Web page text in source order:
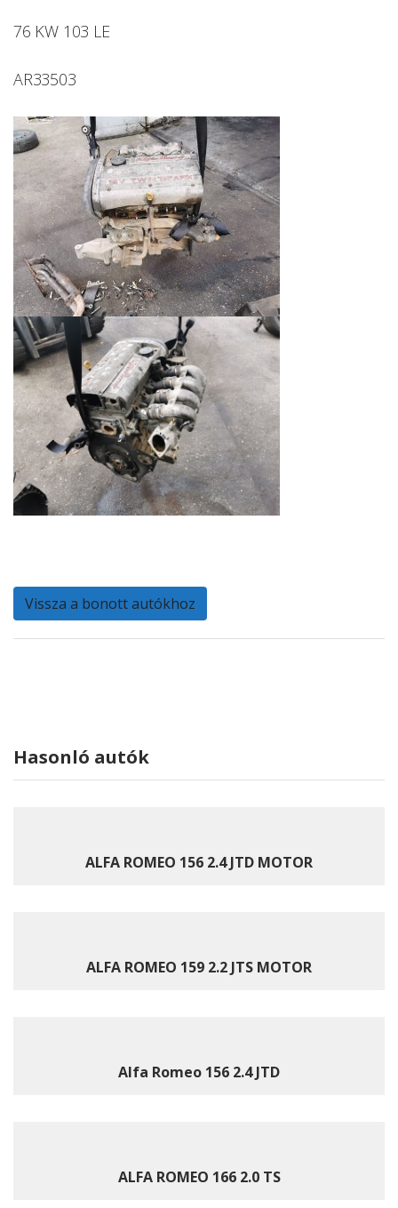
76 KW 103 LE
AR33503
Vissza a bonott autókhoz
Hasonló autók
ALFA ROMEO 156 2.4 JTD MOTOR
ALFA ROMEO 159 2.2 JTS MOTOR
Alfa Romeo 156 2.4 JTD
ALFA ROMEO 166 2.0 TS